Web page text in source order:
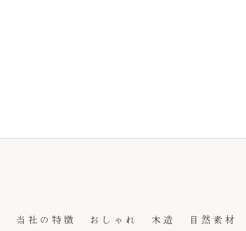
当社の特徴 おしゃれ 木造 自然素材